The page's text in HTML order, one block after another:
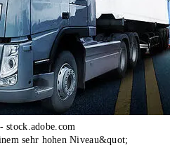
stock.adobe.com
sehr hohen Niveau&quot;